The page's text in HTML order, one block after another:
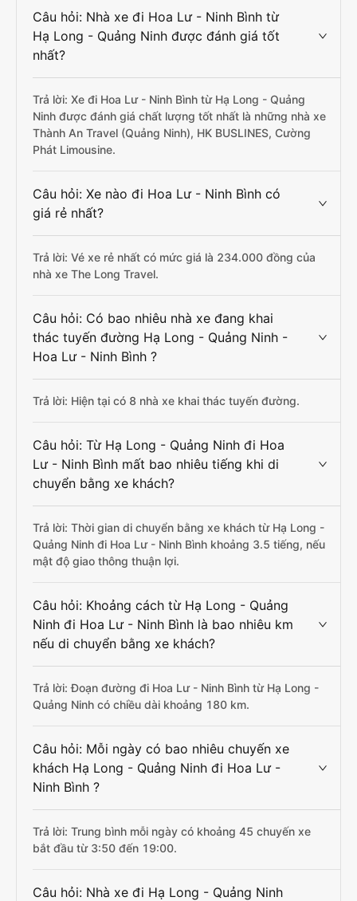
Câu hỏi: Nhà xe đi Hoa Lư - Ninh Bình từ
Hạ Long - Quảng Ninh được đánh giá tốt
nhất?
Trả lời: Xe đi Hoa Lư - Ninh Bình từ Hạ Long - Quảng
Ninh được đánh giá chất lượng tốt nhất là những nhà xe
Thành An Travel (Quảng Ninh), HK BUSLINES, Cường
Phát Limousine.
Câu hỏi: Xe nào đi Hoa Lư - Ninh Bình có
giá rẻ nhất?
Trả lời: Vé xe rẻ nhất có mức giá là 234.000 đồng của
nhà xe The Long Travel.
Câu hỏi: Có bao nhiêu nhà xe đang khai
thác tuyến đường Hạ Long - Quảng Ninh -
Hoa Lư - Ninh Bình ?
Trả lời: Hiện tại có 8 nhà xe khai thác tuyến đường.
Câu hỏi: Từ Hạ Long - Quảng Ninh đi Hoa
Lư - Ninh Bình mất bao nhiêu tiếng khi di
chuyển bằng xe khách?
Trả lời: Thời gian di chuyển bằng xe khách từ Hạ Long -
Quảng Ninh đi Hoa Lư - Ninh Bình khoảng 3.5 tiếng, nếu
mật độ giao thông thuận lợi.
Câu hỏi: Khoảng cách từ Hạ Long - Quảng
Ninh đi Hoa Lư - Ninh Bình là bao nhiêu km
nếu di chuyển bằng xe khách?
Trả lời: Đoạn đường đi Hoa Lư - Ninh Bình từ Hạ Long -
Quảng Ninh có chiều dài khoảng 180 km.
Câu hỏi: Mỗi ngày có bao nhiêu chuyến xe
khách Hạ Long - Quảng Ninh đi Hoa Lư -
Ninh Bình ?
Trả lời: Trung bình mỗi ngày có khoảng 45 chuyến xe
bắt đầu từ 3:50 đến 19:00.
Câu hỏi: Nhà xe đi Hạ Long - Quảng Ninh